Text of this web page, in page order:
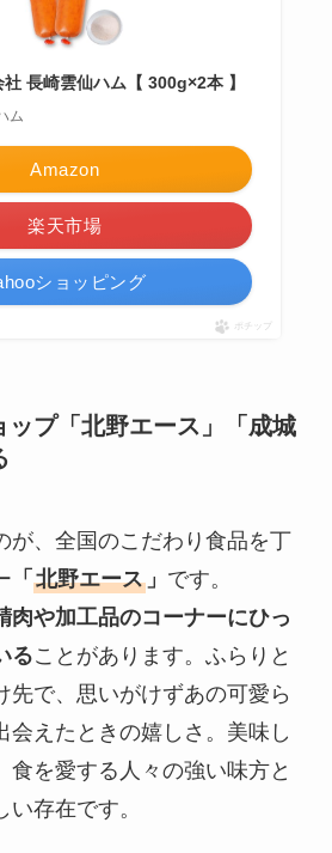
長崎雲仙ハム【 300g×2本 】
ム
Amazon
楽天市場
ショッピング
ポチップ
ップ「北野エース」「成城
が、全国のこだわり食品を丁
「 北野エース」 です。
肉や加工品のコーナーにひっ
ることがあります。ふらりと
先で、思いがけずあの可愛ら
会えたときの嬉しさ。美味し
食を愛する人々の強い味方と
存在です。